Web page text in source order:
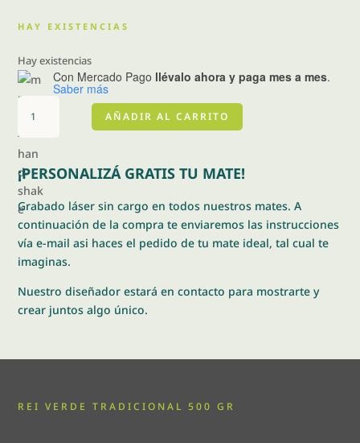
HAY EXISTENCIAS
Hay existencias
Con Mercado Pago llévalo ahora y paga mes a mes.
Saber más
Rei
verde
tradicional
500
gr
cantidad
AÑADIR AL CARRITO
¡PERSONALIZÁ GRATIS TU MATE!
Grabado láser sin cargo en todos nuestros mates. A
continuación de la compra te enviaremos las instrucciones
vía e-mail asi haces el pedido de tu mate ideal, tal cual te
imaginas.
Nuestro diseñador estará en contacto para mostrarte y
crear juntos algo único.
REI VERDE TRADICIONAL 500 GR